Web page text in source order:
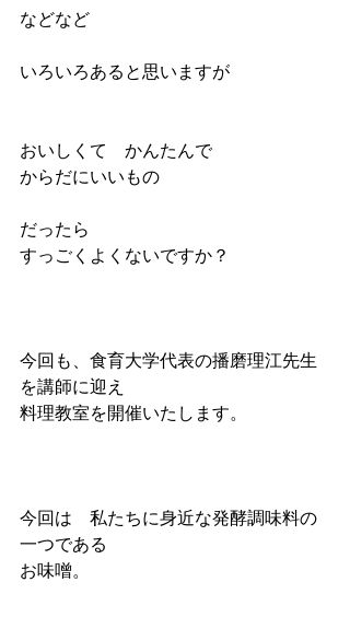
などなど
いろいろあると思いますが
おいしくて　かんたんで
からだにいいもの
だったら
すっごくよくないですか？
今回も、食育大学代表の播磨理江先生
を講師に迎え
料理教室を開催いたします。
今回は　私たちに身近な発酵調味料の
一つである
お味噌。